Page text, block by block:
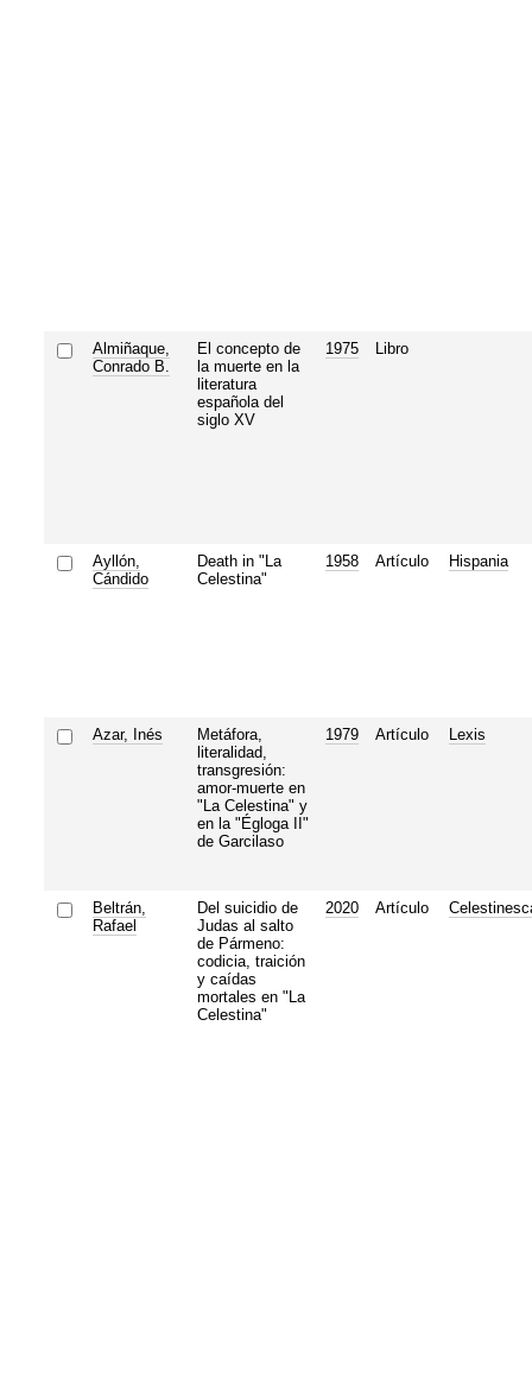
Almiñaque,
Conrado B.
El concepto de
la muerte en la
literatura
española del
siglo XV
1975 Libro
Ayllón,
Cándido
Death in "La
Celestina"
1958 Artículo Hispania
Azar, Inés
Metáfora,
literalidad,
transgresión:
amor-muerte en
"La Celestina" y
en la "Égloga II"
de Garcilaso
1979 Artículo Lexis
Beltrán,
Rafael
Del suicidio de
Judas al salto
de Pármeno:
codicia, traición
y caídas
mortales en "La
Celestina"
2020 Artículo